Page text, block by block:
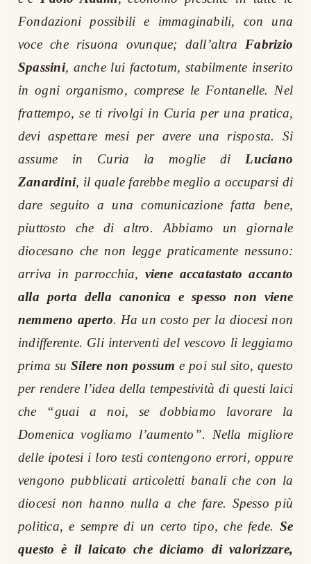
Fondazioni possibili e immaginabili, con una
voce che risuona ovunque; dall’altra
Fabrizio
Spassini, anche lui factotum, stabilmente inserito
in ogni organismo, comprese le Fontanelle. Nel
frattempo, se ti rivolgi in Curia per una pratica,
devi aspettare mesi per avere una risposta. Si
assume in Curia la moglie di
Luciano
Zanardini, il quale farebbe meglio a occuparsi di
dare seguito a una comunicazione fatta bene,
piuttosto che di altro. Abbiamo un giornale
diocesano che non legge praticamente nessuno:
arriva in parrocchia, viene accatastato accanto
alla porta della canonica e spesso non viene
nemmeno aperto. Ha un costo per la diocesi non
indifferente. Gli interventi del vescovo li leggiamo
prima su Silere non possum e poi sul sito, questo
per rendere l’idea della tempestività di questi laici
che “guai a noi, se dobbiamo lavorare la
Domenica vogliamo l’aumento”. Nella migliore
delle ipotesi i loro testi contengono errori, oppure
vengono pubblicati articoletti banali che con la
diocesi non hanno nulla a che fare. Spesso più
politica, e sempre di un certo tipo, che fede. Se
questo è il laicato che diciamo di valorizzare,